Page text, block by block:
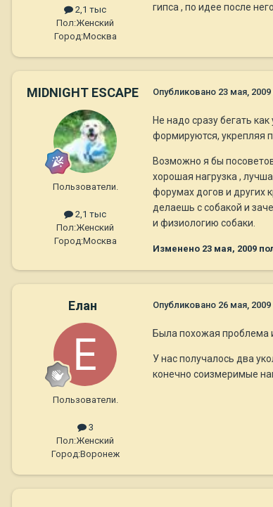
2,1 тыс
Пол:Женский
Город:Москва
гипса , по идее после
MIDNIGHT ESCAPE
Пользователи.
2,1 тыс
Пол:Женский
Город:Москва
Опубликовано 23 мая, 2009
Не надо сразу бегать
формируются, укрепляя
Возможно я бы
хорошая нагрузка ,
форумах догов и других
делаешь с собакой и
и физиологию собаки.
Изменено 23 мая, 2009
Елан
Пользователи.
3
Пол:Женский
Город:Воронеж
Опубликовано 26 мая, 2009
Была похожая проблема
У нас получалось два
конечно соизмеримые